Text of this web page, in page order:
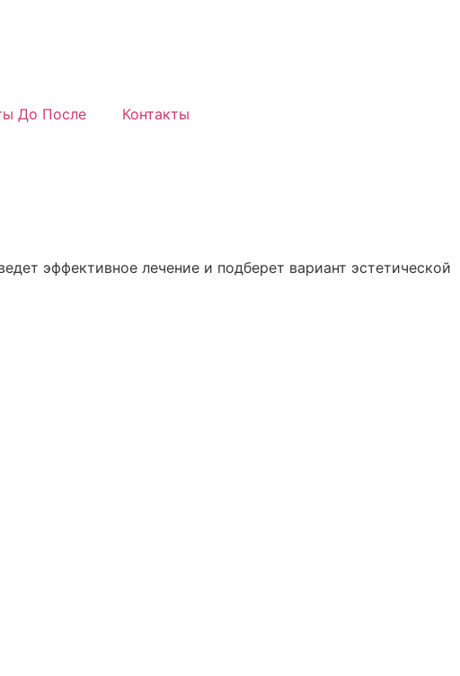
До После Контакты
эффективное лечение и подберет вариант эстетической